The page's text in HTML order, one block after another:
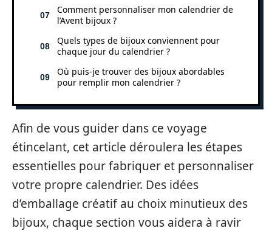
Comment personnaliser mon calendrier de
l’Avent bijoux ?
Quels types de bijoux conviennent pour
chaque jour du calendrier ?
Où puis-je trouver des bijoux abordables
pour remplir mon calendrier ?
Afin de vous guider dans ce voyage
étincelant, cet article déroulera les étapes
essentielles pour fabriquer et personnaliser
votre propre calendrier. Des idées
d’emballage créatif au choix minutieux des
bijoux, chaque section vous aidera à ravir